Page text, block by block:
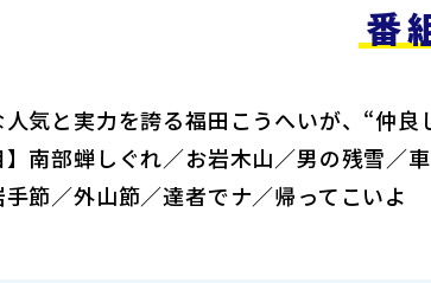
番
気と実力を誇る福田こうへいが、“仲
南部蝉しぐれ／お岩木山／男の残雪／
節／外山節／達者でナ／帰ってこいよ